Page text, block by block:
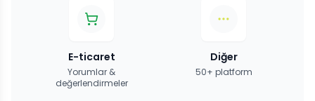
E-ticaret
Yorumlar &
değerlendirmeler
Diğer
50+ platform